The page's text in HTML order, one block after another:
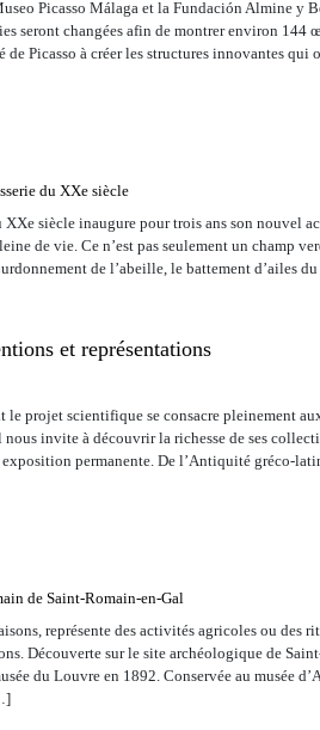
Picasso Málaga et la Fundación Almine y
seront changées afin de montrer environ 144
Picasso à créer les structures innovantes qui
du XXe siècle
siècle inaugure pour trois ans son nouvel
de vie. Ce n’est pas seulement un champ
de l’abeille, le battement d’ailes
et représentations
le projet scientifique se consacre pleinement
invite à découvrir la richesse de ses
permanente. De l’Antiquité gréco-
de Saint-Romain-en-Gal
représente des activités agricoles ou des
Découverte sur le site archéologique de
du Louvre en 1892. Conservée au musée